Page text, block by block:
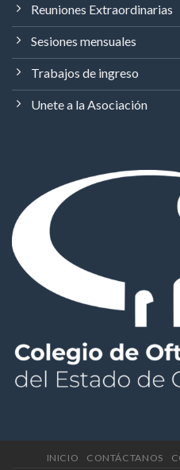
Reuniones Extraordinarias
Sesiones mensuales
Trabajos de ingreso
Unete a la Asociación
INICIO CONTÁCTANOS